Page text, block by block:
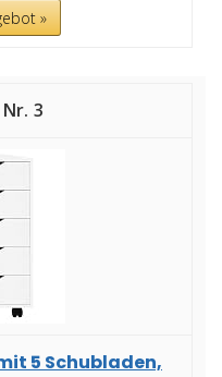
»
3
5 Schubladen,